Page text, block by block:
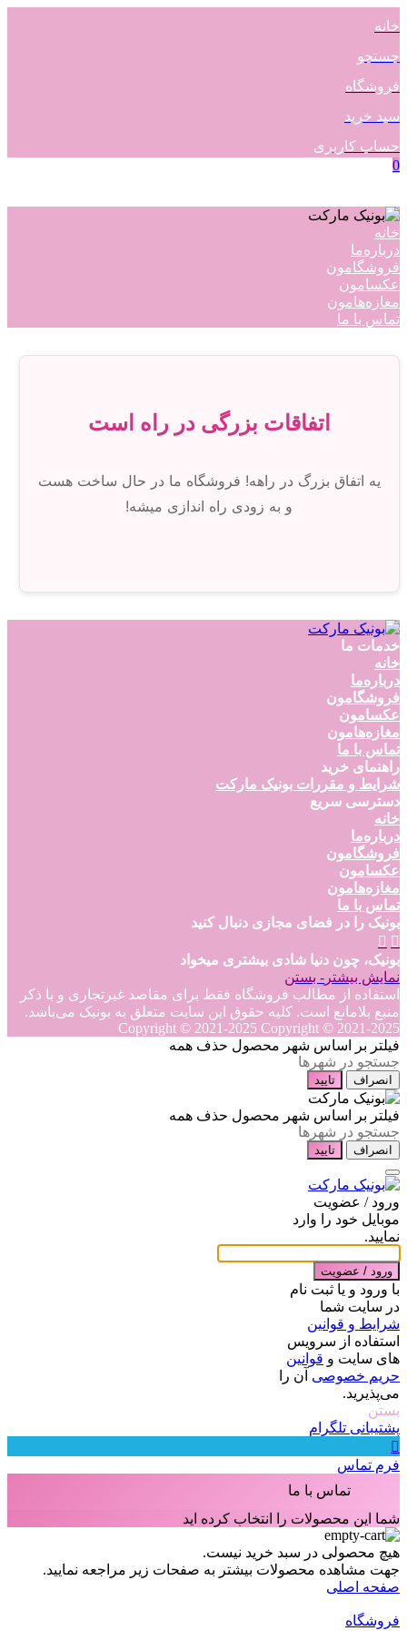
خانه
جستجو
فروشگاه
سبد خرید
حساب کاربری
0
خانه
درباره‌ما
فروشگامون
عکسامون
مغازه‌هامون
تماس با ما
اتفاقات بزرگی در راه است
یه اتفاق بزرگ در راهه! فروشگاه ما در حال ساخت هست
و به زودی راه اندازی میشه!
خدمات ما
خانه
درباره‌ما
فروشگامون
عکسامون
مغازه‌هامون
تماس با ما
راهنمای خرید
شرایط و مقررات بونیک مارکت
دسترسی سریع
خانه
درباره‌ما
فروشگامون
عکسامون
مغازه‌هامون
تماس با ما
بونیک را در فضای مجازی دنبال کنید
بونیک، چون دنیا شادی بیشتری میخواد
نمایش بیشتر - بستن
استفاده از مطالب فروشگاه فقط برای مقاصد غیرتجاری و با ذکر
منبع بلامانع است. کلیه حقوق این سایت متعلق به بونیک می‌باشد.
Copyright © 2021-2025 Copyright © 2021-2025
فیلتر بر اساس شهر محصول حذف همه
انصراف تایید
فیلتر بر اساس شهر محصول حذف همه
انصراف تایید
ورود / عضویت
موبایل خود را وارد
نمایید.
ورود / عضویت
با ورود و یا ثبت نام
در سایت شما
شرایط و قوانین
استفاده از سرویس
های سایت و قوانین
حریم خصوصی آن را
می‌پذیرید.
بستن
پشتیبانی تلگرام
فرم تماس
تماس با ما
شما این محصولات را انتخاب کرده اید
هیچ محصولی در سبد خرید نیست.
جهت مشاهده محصولات بیشتر به صفحات زیر مراجعه نمایید.
صفحه اصلی
فروشگاه